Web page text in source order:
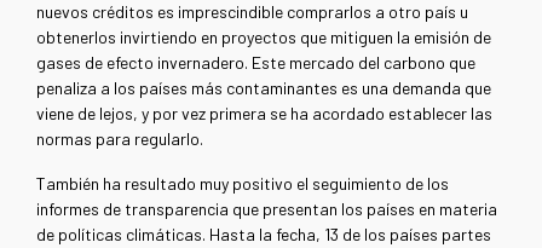
nuevos créditos es imprescindible comprarlos a otro país u
obtenerlos invirtiendo en proyectos que mitiguen la emisión de
gases de efecto invernadero. Este mercado del carbono que
penaliza a los países más contaminantes es una demanda que
viene de lejos, y por vez primera se ha acordado establecer las
normas para regularlo.
También ha resultado muy positivo el seguimiento de los
informes de transparencia que presentan los países en materia
de políticas climáticas. Hasta la fecha, 13 de los países partes